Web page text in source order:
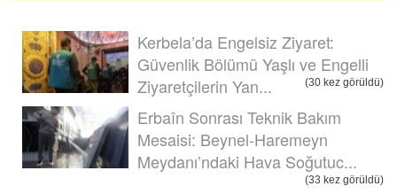
Kerbela’da Engelsiz Ziyaret:
Güvenlik Bölümü Yaşlı ve Engelli
Ziyaretçilerin Yan...
(30 kez görüldü)
Erbaîn Sonrası Teknik Bakım
Mesaisi: Beynel-Haremeyn
Meydanı’ndaki Hava Soğutuc...
(33 kez görüldü)